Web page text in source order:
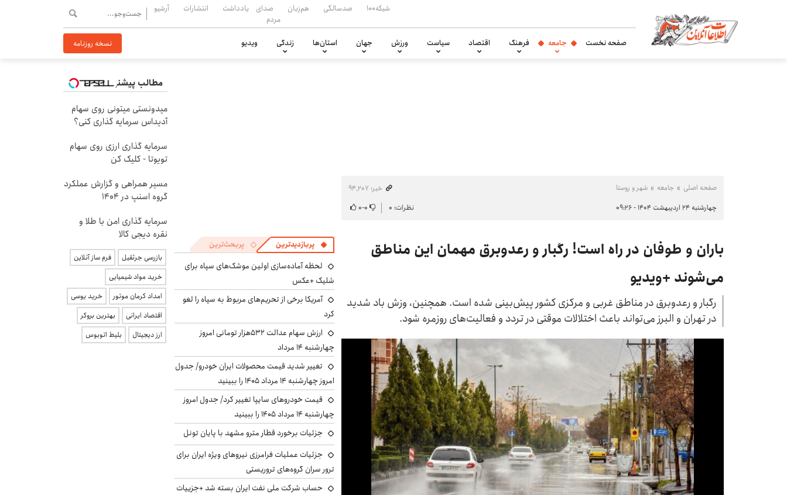
شبکه۱۰۰ صدسالگی هم‌زبان
صدای
مردم
یادداشت انتشارات آرشیو
صفحه نخست جامعه فرهنگ اقتصاد سیاست ورزش جهان استان‌ها زندگی ویدیو نسخه روزنامه
صفحه اصلی جامعه شهر و روستا
خبر: ۹۴٬۲۰۷
چهارشنبه ۲۴ اردیبهشت ۱۴۰۴ - ۰۹:۲۶
نظرات: ۰ ۰-۰
باران و طوفان در راه است! رگبار و رعدوبرق مهمان این مناطق
می‌شوند +ویدیو
رگبار و رعدوبرق در مناطق غربی و مرکزی کشور پیش‌بینی شده است. همچنین، وزش باد شدید
در تهران و البرز می‌تواند باعث اختلالات موقتی در تردد و فعالیت‌های روزمره شود.
پربازدیدترین پربحث‌ترین
لحظه آماده‌سازی اولین موشک‌های سپاه برای
شلیک +عکس
آمریکا برخی از تحریم‌های مربوط به سپاه را لغو
کرد
ارزش سهام عدالت ۵۳۲هزار تومانی امروز
چهارشنبه ۱۴ مرداد
تغییر شدید قیمت محصولات ایران خودرو/ جدول
امروز چهارشنبه ۱۴ مرداد ۱۴۰۵ را ببینید
قیمت خودروهای سایپا تغییر کرد/ جدول امروز
چهارشنبه ۱۴ مرداد ۱۴۰۵ را ببینید
جزئیات برخورد قطار مترو مشهد با پایان تونل
جزئیات عملیات فرامرزی نیروهای ویژه ایران برای
ترور سران گروه‌های تروریستی
حساب‌ شرکت ملی نفت ایران بسته شد +جزییات
مطالب پیشنهادی
میدونستی میتونی روی سهام
آدیداس سرمایه گذاری کنی؟
سرمایه گذاری ارزی روی سهام
تویوتا - کلیک کن
مسیر همراهی و گزارش عملکرد
گروه اسنپ در ۱۴۰۴
سرمایه گذاری امن با طلا و
نقره دیجی کالا
بازرسی جرثقیل
فرم ساز آنلاین
خرید مواد شیمیایی
امداد کرمان موتور
خرید یوسی
اقتصاد ایرانی
بهترین بروکر
ارز دیجیتال
بلیط اتوبوس